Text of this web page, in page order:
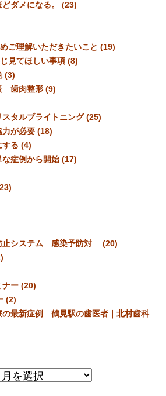
ダメになる。 (23)
ご理解いただきたいこと (19)
見てほしい事項 (8)
(3)
歯肉整形 (9)
タルブライトニング (25)
が必要 (18)
する (4)
症例から開始 (17)
止システム 感染予防対 (20)
ナー (20)
(2)
最新症例 鶴見駅の歯医者｜北村歯科